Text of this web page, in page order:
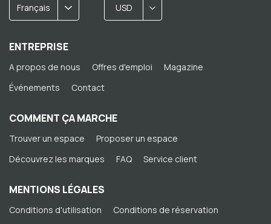
Français USD
ENTREPRISE
A propos de nous Offres d'emploi
Magazine
Événements
Contact
COMMENT ÇA MARCHE
Trouver un espace
Proposer un espace
Découvrez les marques
FAQ Service client
MENTIONS LÉGALES
Conditions d'utilisation
Conditions de réservation